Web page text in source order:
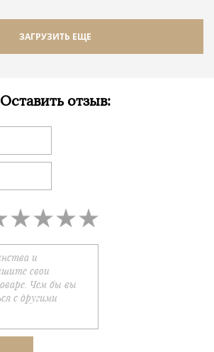
ЗАГРУЗИТЬ ЕЩЕ
Оставить отзыв: